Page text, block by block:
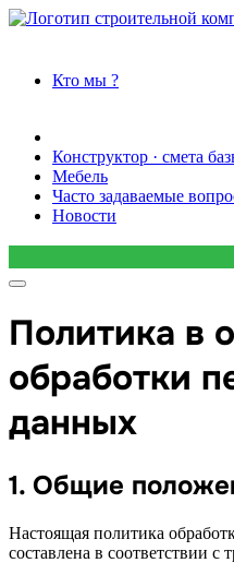
Кто мы ?
Конструктор · смета
Мебель
Часто задаваемые
Новости
Политика в
обработки
данных
1. Общие
Настоящая политика
составлена в соответствии